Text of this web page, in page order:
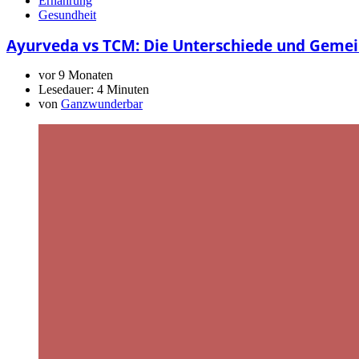
Gesundheit
Ayurveda vs TCM: Die Unterschiede und
vor 9 Monaten
Lesedauer: 4 Minuten
von Ganzwunderbar